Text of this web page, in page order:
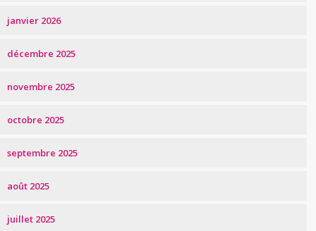
janvier 2026
décembre 2025
novembre 2025
octobre 2025
septembre 2025
août 2025
juillet 2025